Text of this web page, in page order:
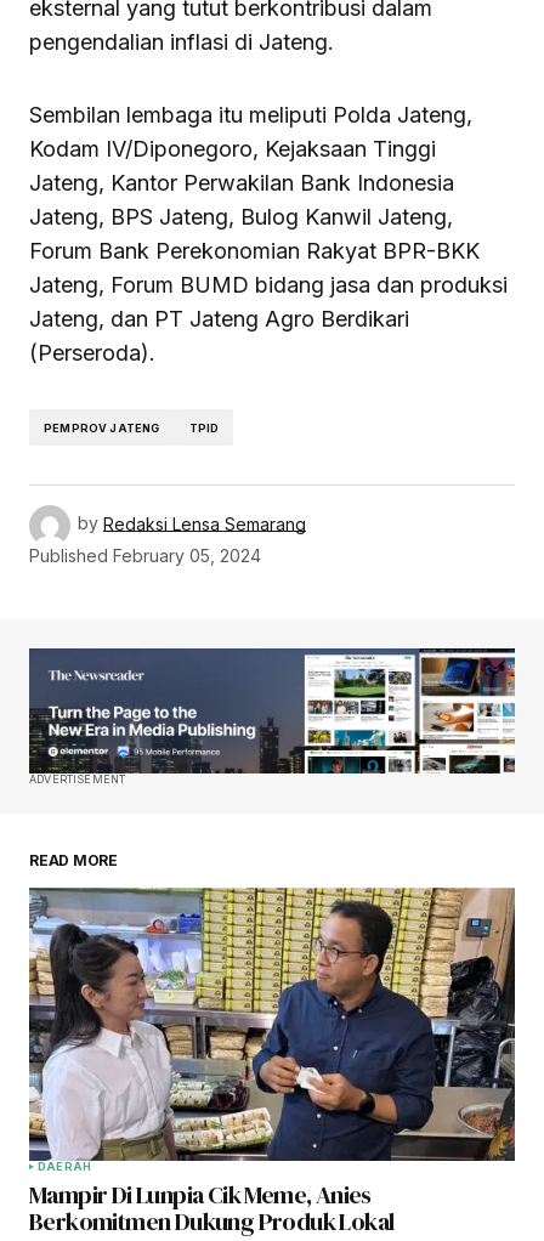
eksternal yang tutut berkontribusi dalam
pengendalian inflasi di Jateng.
Sembilan lembaga itu meliputi Polda Jateng,
Kodam IV/Diponegoro, Kejaksaan Tinggi
Jateng, Kantor Perwakilan Bank Indonesia
Jateng, BPS Jateng, Bulog Kanwil Jateng,
Forum Bank Perekonomian Rakyat BPR-BKK
Jateng, Forum BUMD bidang jasa dan produksi
Jateng, dan PT Jateng Agro Berdikari
(Perseroda).
PEMPROV JATENG TPID
by Redaksi Lensa Semarang
Published February 05, 2024
ADVERTISEMENT
READ MORE
DAERAH
Mampir Di Lunpia Cik Meme, Anies
Berkomitmen Dukung Produk Lokal